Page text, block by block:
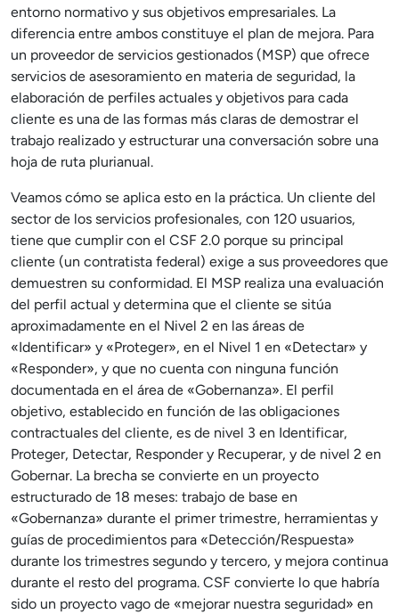
entorno normativo y sus objetivos empresariales. La
diferencia entre ambos constituye el plan de mejora. Para
un proveedor de servicios gestionados (MSP) que ofrece
servicios de asesoramiento en materia de seguridad, la
elaboración de perfiles actuales y objetivos para cada
cliente es una de las formas más claras de demostrar el
trabajo realizado y estructurar una conversación sobre una
hoja de ruta plurianual.
Veamos cómo se aplica esto en la práctica. Un cliente del
sector de los servicios profesionales, con 120 usuarios,
tiene que cumplir con el CSF 2.0 porque su principal
cliente (un contratista federal) exige a sus proveedores que
demuestren su conformidad. El MSP realiza una evaluación
del perfil actual y determina que el cliente se sitúa
aproximadamente en el Nivel 2 en las áreas de
«Identificar» y «Proteger», en el Nivel 1 en «Detectar» y
«Responder», y que no cuenta con ninguna función
documentada en el área de «Gobernanza». El perfil
objetivo, establecido en función de las obligaciones
contractuales del cliente, es de nivel 3 en Identificar,
Proteger, Detectar, Responder y Recuperar, y de nivel 2 en
Gobernar. La brecha se convierte en un proyecto
estructurado de 18 meses: trabajo de base en
«Gobernanza» durante el primer trimestre, herramientas y
guías de procedimientos para «Detección/Respuesta»
durante los trimestres segundo y tercero, y mejora continua
durante el resto del programa. CSF convierte lo que habría
sido un proyecto vago de «mejorar nuestra seguridad» en